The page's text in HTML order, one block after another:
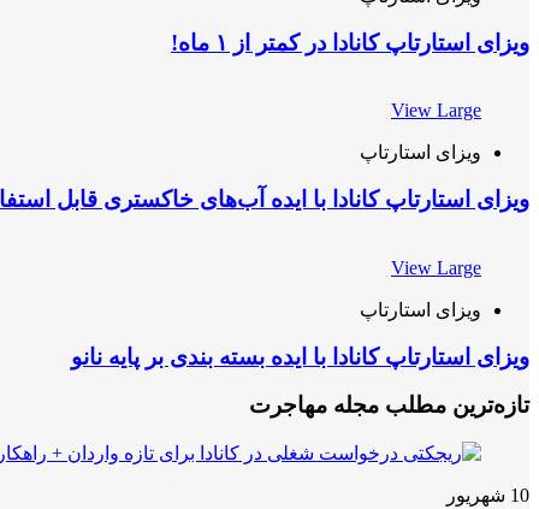
ویزای استارتاپ کانادا در کمتر از ۱ ماه!
View Large
ویزای استارتاپ
ویزای استارتاپ کانادا با ایده آب‌های خاکستری قابل
View Large
ویزای استارتاپ
ویزای استارتاپ کانادا با ایده بسته بندی بر پایه نانو
تازه‌ترین مطلب مجله مهاجرت
10 شهریور